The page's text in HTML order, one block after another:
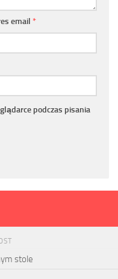
email *
podczas pisania
stole